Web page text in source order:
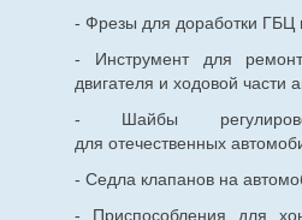
- Фрезы для доработки ГБЦ
- Инструмент для
двигателя и ходовой части
- Шайбы
для отечественных
- Седла клапанов на
- Приспособления для